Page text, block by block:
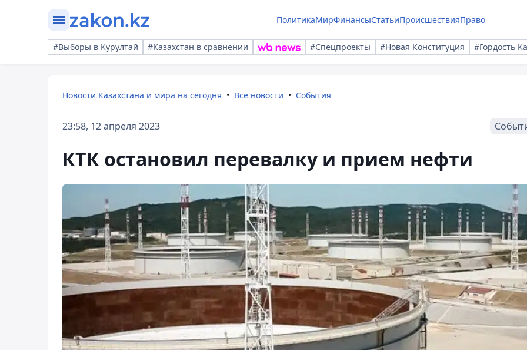
ПолитикаМирФинансыСтатьиПроисшествияПраво
#Выборы в Курултай #Казахстан в сравнении #Спецпроекты #Новая Конституция #Гордость
Новости Казахстана и мира на сегодня Все новости События
23:58, 12 апреля 2023
КТК остановил перевалку и прием нефти